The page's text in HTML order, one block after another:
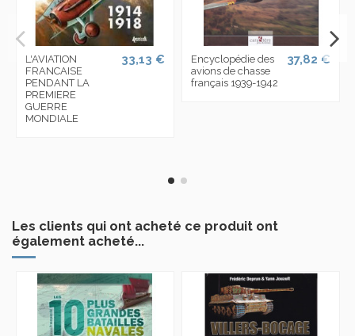
L'AVIATION
FRANCAISE
PENDANT LA
PREMIERE
GUERRE
MONDIALE
33,13 €
Encyclopédie des
avions de chasse
français 1939-1942
37,82 €
Les clients qui ont acheté ce produit ont
également acheté...